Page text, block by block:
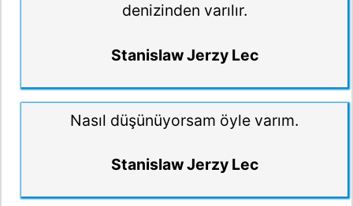
denizinden varılır.
Stanislaw Jerzy Lec
Nasıl düşünüyorsam öyle varım.
Stanislaw Jerzy Lec